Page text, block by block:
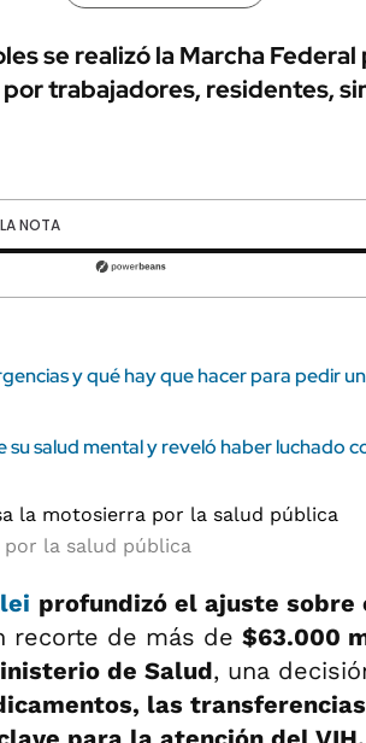
URUGUAY
AUTOS
se realizó la Marcha Federal
trabajadores, residentes,
NOTA
0 segundos
y qué hay que hacer para pedir
salud mental y reveló haber luchado
por la salud pública
profundizó el ajuste sobre
recorte de más de $63.000
de Salud, una
las